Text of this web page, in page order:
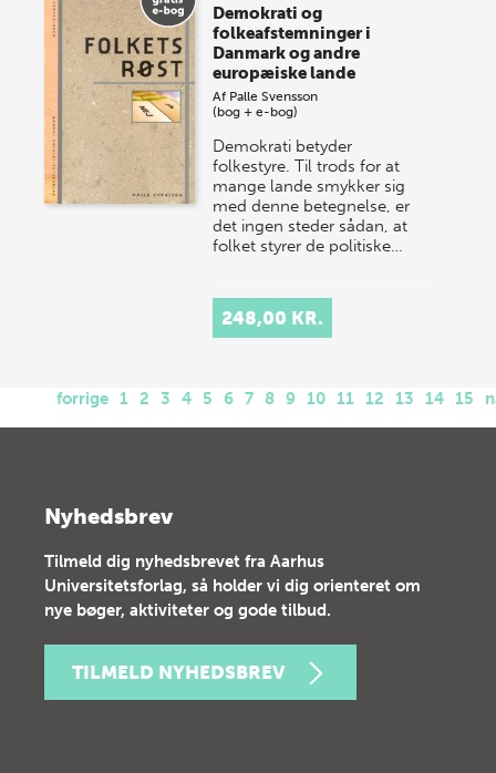
Demokrati og
folkeafstemninger i
Danmark og andre
europæiske lande
Af Palle Svensson
(bog + e-bog)
Demokrati betyder
folkestyre. Til trods for at
mange lande smykker sig
med denne betegnelse, er
det ingen steder sådan, at
folket styrer de politiske…
248,00 KR.
forrige 1 2 3 4 5 6 7 8 9 10 11 12 13 14 15
Nyhedsbrev
Tilmeld dig nyhedsbrevet fra Aarhus
Universitetsforlag, så holder vi dig orienteret om
nye bøger, aktiviteter og gode tilbud.
TILMELD NYHEDSBREV